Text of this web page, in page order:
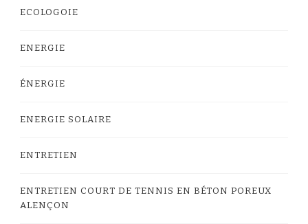
ECOLOGOIE
ENERGIE
ÉNERGIE
ENERGIE SOLAIRE
ENTRETIEN
ENTRETIEN COURT DE TENNIS EN BÉTON POREUX
ALENÇON